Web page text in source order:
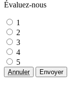
Évaluez-nous
1
2
3
4
5
Annuler Envoyer